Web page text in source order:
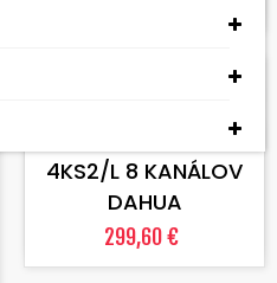
IP DVR NVR4108HS-
4KS2/L 8 KANÁLOV
DAHUA
299,60 €
Skladom